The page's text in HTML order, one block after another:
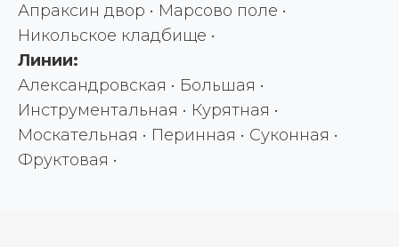
Апраксин двор • Марсово поле •
Никольское кладбище •
Линии:
Александровская • Большая •
Инструментальная • Курятная •
Москательная • Перинная • Суконная •
Фруктовая •